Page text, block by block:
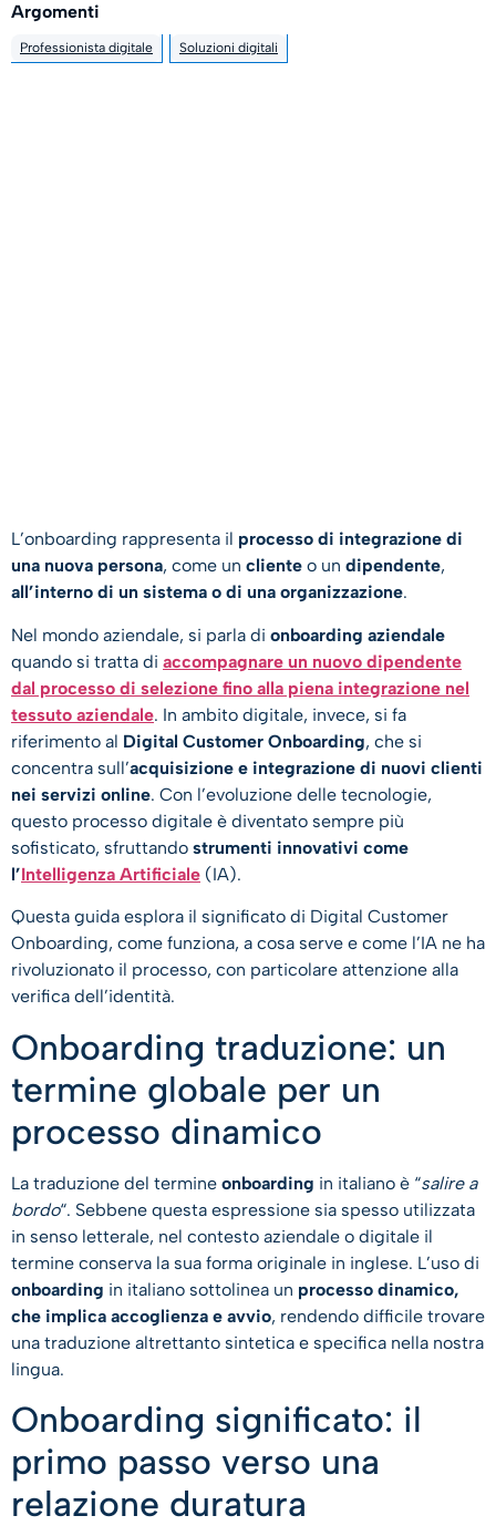
L’onboarding rappresenta il processo di integrazione di
una nuova persona, come un cliente o un dipendente,
all’interno di un sistema o di una organizzazione.
Nel mondo aziendale, si parla di onboarding aziendale
quando si tratta di accompagnare un nuovo dipendente
dal processo di selezione fino alla piena integrazione nel
tessuto aziendale. In ambito digitale, invece, si fa
riferimento al Digital Customer Onboarding, che si
concentra sull’acquisizione e integrazione di nuovi clienti
nei servizi online. Con l’evoluzione delle tecnologie,
questo processo digitale è diventato sempre più
sofisticato, sfruttando strumenti innovativi come
l’Intelligenza Artificiale (IA).
Questa guida esplora il significato di Digital Customer
Onboarding, come funziona, a cosa serve e come l’IA ne ha
rivoluzionato il processo, con particolare attenzione alla
verifica dell’identità.
Onboarding traduzione: un
termine globale per un
processo dinamico
La traduzione del termine onboarding in italiano è “salire a
bordo“. Sebbene questa espressione sia spesso utilizzata
in senso letterale, nel contesto aziendale o digitale il
termine conserva la sua forma originale in inglese. L’uso di
onboarding in italiano sottolinea un processo dinamico,
che implica accoglienza e avvio, rendendo difficile trovare
una traduzione altrettanto sintetica e specifica nella nostra
lingua.
Onboarding significato: il
primo passo verso una
relazione duratura
Argomenti
Professionista digitale Soluzioni digitali